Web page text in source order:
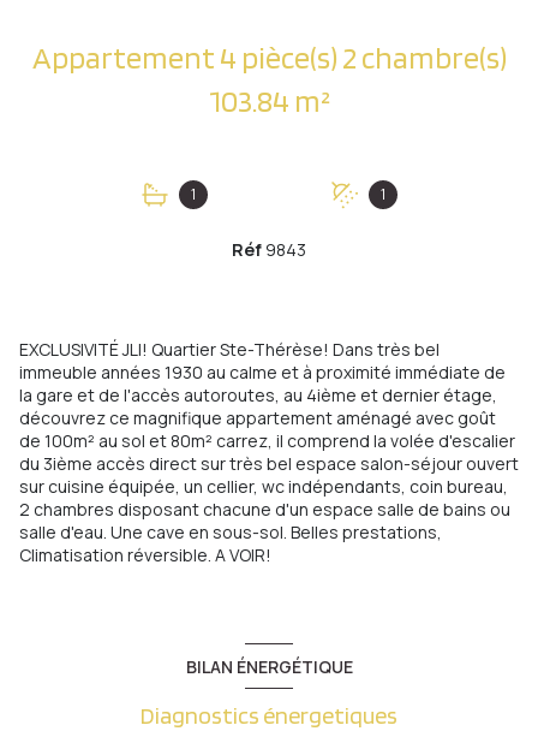
Appartement 4 pièce(s) 2 chambre(s)
103.84 m²
1 1
Réf 9843
EXCLUSIVITÉ JLI! Quartier Ste-Thérèse! Dans très bel
immeuble années 1930 au calme et à proximité immédiate de
la gare et de l'accès autoroutes, au 4ième et dernier étage,
découvrez ce magnifique appartement aménagé avec goût
de 100m² au sol et 80m² carrez, il comprend la volée d'escalier
du 3ième accès direct sur très bel espace salon-séjour ouvert
sur cuisine équipée, un cellier, wc indépendants, coin bureau,
2 chambres disposant chacune d'un espace salle de bains ou
salle d'eau. Une cave en sous-sol. Belles prestations,
Climatisation réversible. A VOIR!
BILAN ÉNERGÉTIQUE
Diagnostics énergetiques